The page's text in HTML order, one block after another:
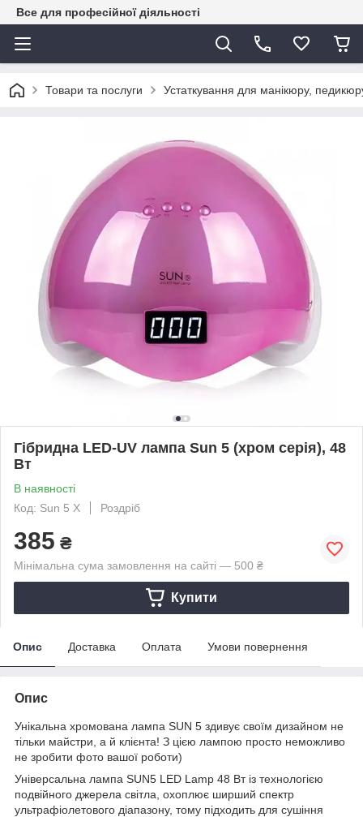
Все для професійної діяльності
Товари та послуги Устаткування для манікюру,
Гібридна LED-UV лампа Sun 5 (хром серія), 48
Вт
В наявності
Код: Sun 5 Х
Роздріб
385 ₴
Мінімальна сума замовлення на сайті — 500 ₴
Купити
Опис Доставка Оплата Умови повернення
Опис
Унікальна хромована лампа SUN 5 здивує своїм дизайном не
тільки майстри, а й клієнта! З цією лампою просто неможливо
не зробити фото вашої роботи)
Універсальна лампа SUN5 LED Lamp 48 Вт із технологією
подвійного джерела світла, охоплює ширший спектр
ультрафіолетового діапазону, тому підходить для сушіння